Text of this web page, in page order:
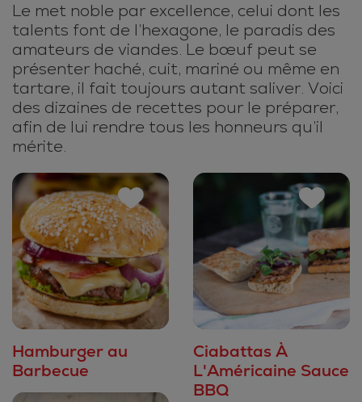
Le met noble par excellence, celui dont les
talents font de l’hexagone, le paradis des
amateurs de viandes. Le bœuf peut se
présenter haché, cuit, mariné ou même en
tartare, il fait toujours autant saliver. Voici
des dizaines de recettes pour le préparer,
afin de lui rendre tous les honneurs qu’il
mérite.
Hamburger au
Barbecue
Ciabattas À
L'Américaine Sauce
BBQ